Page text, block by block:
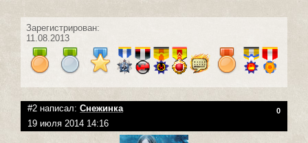
Зарегистрирован:
11.08.2013
#2 написал: Снежинка 0
19 июля 2014 14:16